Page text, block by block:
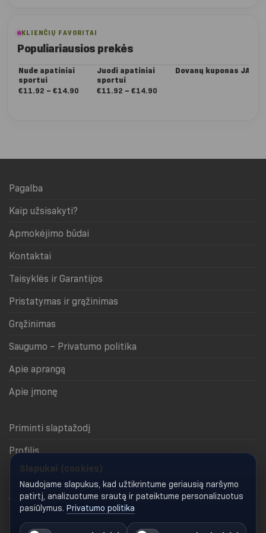
KLIENČIŲ FAVORITAI
Populiariausios prekės
Nude apatiniai
sportui
€11.92 – €14.90
Juodi apatiniai
sportui
€11.92 – €14.90
Dovanų kuponas JAI
Pagalba
Kaip užsisakyti?
Apmokėjimo būdai
Kontaktai
Taisyklės ir Garantijos
Pristatymas ir grąžinimas
Grąžinimas
Saugumo – Privatumo politika
Apie aprangą
Apie įmonę
Priminti slaptažodį
Profilis
Krepšelis
Apmokėjimas
Keisti slapukų nustatymus
Slapukai (cookies)
Naudojame slapukus, kad užtikrintume geriausią naršymo
patirtį, analizuotume srautą ir pateiktume personalizuotus
pasiūlymus. Privatumo politika